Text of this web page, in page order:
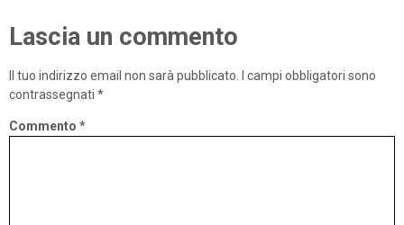
Lascia un commento
Il tuo indirizzo email non sarà pubblicato.
I campi obbligatori sono
contrassegnati *
Commento *